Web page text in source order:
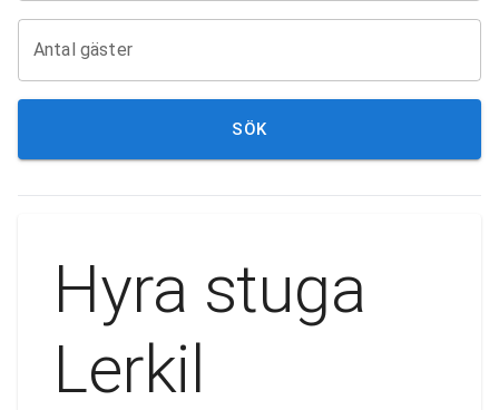
Antal gäster
SÖK
Hyra stuga
Lerkil